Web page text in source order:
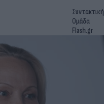
Συντακτική
Ομάδα
Flash.gr